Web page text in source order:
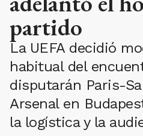
partido
La UEFA decidió
habitual del
disputarán Paris-
Arsenal en
la logística y la